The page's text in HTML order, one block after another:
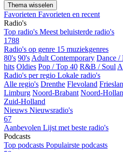
Thema wisselen
Favorieten Favorieten en recent
Radio's
Top radio's Meest beluisterde radio's
1788
Radio's op genre 15 muziekgenres
80's 90's Adult Contemporary Dance /
hits Oldies Pop / Top 40 R&B / Soul
Radio's per regio Lokale radio's
Alle regio's Drenthe Flevoland
Limburg Noord-Brabant Noord-
Zuid-Holland
Nieuws Nieuwsradio's
67
Aanbevolen Lijst met beste radio's
Podcasts
Top podcasts Populairste podcasts